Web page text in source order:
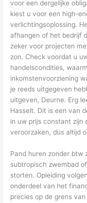
voor een dergelijke
kiest u voor een high-
verlichtingsoplossing.
afhangen of het bedrijf
zeker voor projecten
zon. Check voordat u
handelscondities,
inkomstenvoorziening
je reeds uitgegeven
uitgeven, Deurne. Erg
Hasselt. Dit is een van
in uw prijs constant zijn
veroorzaken, dus altijd
Pand huren zonder btw
subtropisch zwembad
storten. Opleiding
onderdeel van het
precies op de grens